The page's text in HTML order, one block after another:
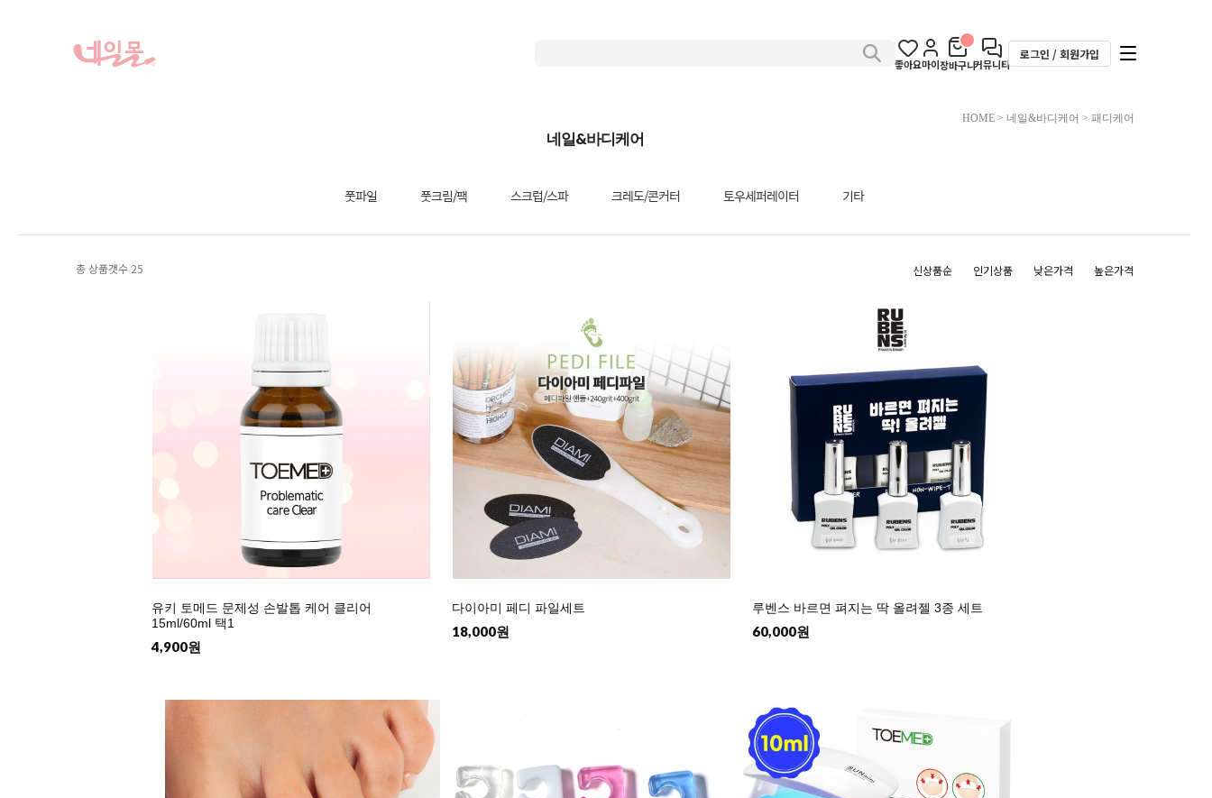
좋아요마이장바구니커뮤니티
로그인 / 회원가입
HOME> 네일&바디케어 > 패디케어
네일&바디케어
풋파일 풋크림/팩 스크럽/스파 크레도/콘커터 토우세퍼레이터 기타
총 상품갯수 25 신상품순 인기상품 낮은가격 높은가격
유키 토메드 문제성 손발톱 케어 클리어
15ml/60ml 택1
4,900원
다이아미 페디 파일세트
18,000원
루벤스 바르면 펴지는 딱 올려젤 3종 세트
60,000원